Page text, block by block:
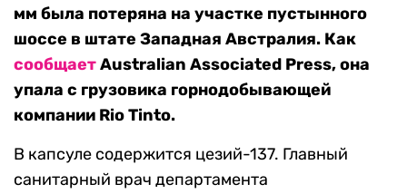
мм была потеряна на участке пустынного
шоссе в штате Западная Австралия. Как
сообщаетAustralian Associated Press, она
упала с грузовика горнодобывающей
компании Rio Tinto.
В капсуле содержится цезий-137. Главный
санитарный врач департамента